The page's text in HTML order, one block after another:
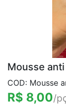
Mousse
COD: Mousse
R$ 8,00/